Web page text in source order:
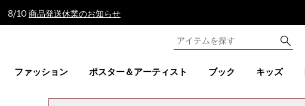
8/10 商品発送休業のお知らせ
ファッション ポスター＆アーティスト ブック キッズ